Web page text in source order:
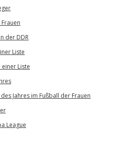
der DDR
Liste
einer Liste
Jahres im Fußball der Frauen
League